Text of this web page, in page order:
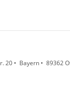
20 • Bayern • 89362